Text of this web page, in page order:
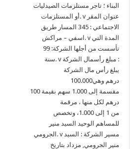
البناء ؛ تاجر مستلزمات الصيدليات
أو المستلزمات. v عنوان المقر
الاجتماعي : 345 المسار طريق
اسفي – مراكش. v المدة التي
تأسست من أجلها الشركة: 99
سنة. v مبلغ رأسمال الشركة :
يبلغ رأس مال الشركة
100.000درهم وهي
100 مقسمة إلى 1.000 سهم بقيمة
درهم لكل منها ، مرقمة
من 1 إلى 1.000، وتخصص
للمساهم الوحيد السيد منير
الجرومي. v مسير الشركة : السيد
منير الجرومي, مزداد بتاريخ